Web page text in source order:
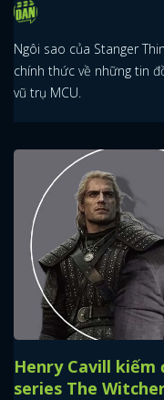
Ngôi sao của Stanger
chính thức về những tin
vũ trụ MCU.
Henry Cavill
series The